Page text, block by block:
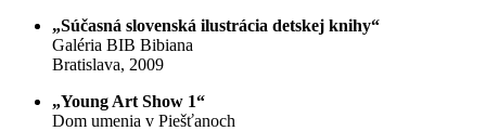
„Súčasná slovenská ilustrácia detskej knihy“
Galéria BIB Bibiana
Bratislava, 2009
„Young Art Show 1“
Dom umenia v Piešťanoch